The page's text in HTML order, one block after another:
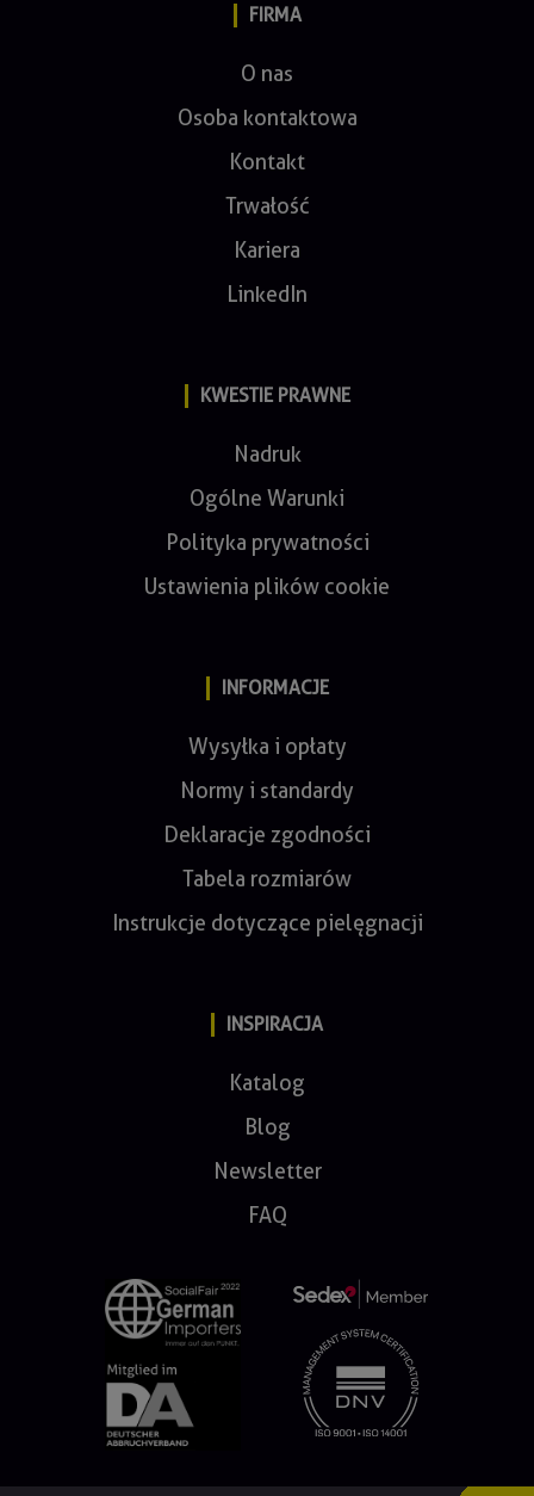
FIRMA
O nas
Osoba kontaktowa
Kontakt
Trwałość
Kariera
LinkedIn
KWESTIE PRAWNE
Nadruk
Ogólne Warunki
Polityka prywatności
Ustawienia plików cookie
INFORMACJE
Wysyłka i opłaty
Normy i standardy
Deklaracje zgodności
Tabela rozmiarów
Instrukcje dotyczące pielęgnacji
INSPIRACJA
Katalog
Blog
Newsletter
FAQ